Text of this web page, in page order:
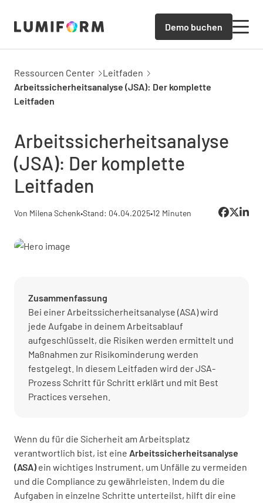
Demo buchen
Ressourcen Center
Leitfaden
Arbeitssicherheitsanalyse (JSA): Der komplette
Leitfaden
Arbeitssicherheitsanalyse
(JSA): Der komplette
Leitfaden
Von Milena Schenk•Stand: 04.04.2025•12 Minuten
Zusammenfassung
Bei einer Arbeitssicherheitsanalyse (ASA) wird
jede Aufgabe in deinem Arbeitsablauf
aufgeschlüsselt, die Risiken werden ermittelt und
Maßnahmen zur Risikominderung werden
festgelegt. In diesem Leitfaden wird der JSA-
Prozess Schritt für Schritt erklärt und mit Best
Practices versehen.
Wenn du für die Sicherheit am Arbeitsplatz
verantwortlich bist, ist eine Arbeitssicherheitsanalyse
(ASA) ein wichtiges Instrument, um Unfälle zu vermeiden
und die Compliance zu gewährleisten. Indem du die
Aufgaben in einzelne Schritte unterteilst, hilft dir eine